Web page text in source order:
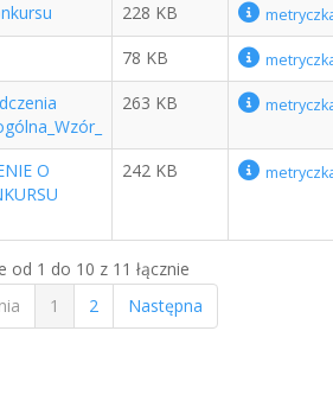
228 KB
78 KB
263 KB
O
242 KB
od 1 do 10 z 11 łącznie
1 2 Następna